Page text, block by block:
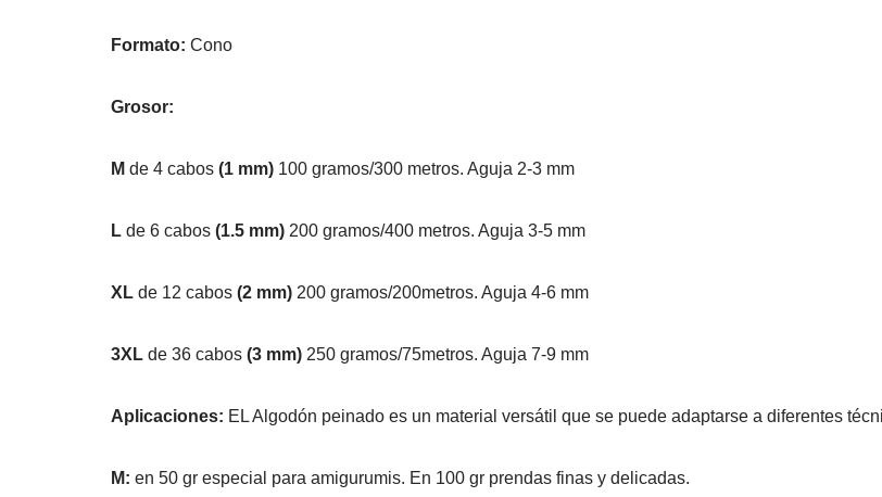
Formato: Cono
Grosor:
M de 4 cabos (1 mm) 100 gramos/300 metros. Aguja 2-3 mm
L de 6 cabos (1.5 mm) 200 gramos/400 metros. Aguja 3-5 mm
XL de 12 cabos (2 mm) 200 gramos/200metros. Aguja 4-6 mm
3XL de 36 cabos (3 mm) 250 gramos/75metros. Aguja 7-9 mm
Aplicaciones: EL Algodón peinado es un material versátil que se puede adaptarse a diferentes
M: en 50 gr especial para amigurumis. En 100 gr prendas finas y delicadas.